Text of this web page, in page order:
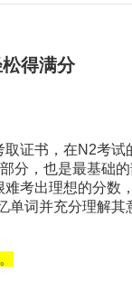
得满分
书，在N2考试
分，也是最基础
考出理想的分数
单词并充分理解